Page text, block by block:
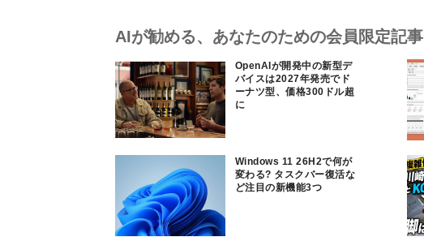
AIが勧める、あなたのための会員限定記事
OpenAIが開発中の新型デ
バイスは2027年発売でド
ーナツ型、価格300ドル超
に
Windows 11 26H2で何が
変わる? タスクバー復活な
ど注目の新機能3つ